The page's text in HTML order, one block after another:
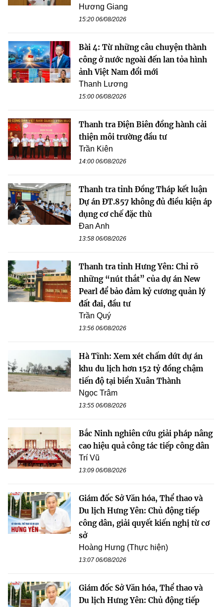
Hương Giang
15:20 06/08/2026
Bài 4: Từ những câu chuyện thành
công ở nước ngoài đến lan tỏa hình
ảnh Việt Nam đổi mới
Thanh Lương
15:00 06/08/2026
Thanh tra Điện Biên đồng hành cải
thiện môi trường đầu tư
Trần Kiên
14:00 06/08/2026
Thanh tra tỉnh Đồng Tháp kết luận
Dự án ĐT.857 không đủ điều kiện áp
dụng cơ chế đặc thù
Đan Anh
13:58 06/08/2026
Thanh tra tỉnh Hưng Yên: Chỉ rõ
những “nút thắt” của dự án New
Pearl để bảo đảm kỷ cương quản lý
đất đai, đầu tư
Trần Quý
13:56 06/08/2026
Hà Tĩnh: Xem xét chấm dứt dự án
khu du lịch hơn 152 tỷ đồng chậm
tiến độ tại biển Xuân Thành
Ngọc Trâm
13:55 06/08/2026
Bắc Ninh nghiên cứu giải pháp nâng
cao hiệu quả công tác tiếp công dân
Trí Vũ
13:09 06/08/2026
Giám đốc Sở Văn hóa, Thể thao và
Du lịch Hưng Yên: Chủ động tiếp
công dân, giải quyết kiến nghị từ cơ
sở
Hoàng Hưng (Thực hiện)
13:07 06/08/2026
Giám đốc Sở Văn hóa, Thể thao và
Du lịch Hưng Yên: Chủ động tiếp